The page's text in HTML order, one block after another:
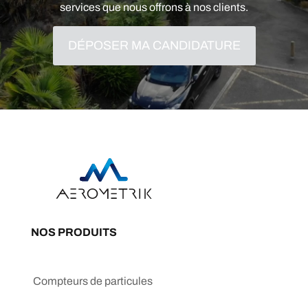
services que nous offrons à nos clients.
DÉPOSER MA CANDIDATURE
NOS PRODUITS
Compteurs de particules